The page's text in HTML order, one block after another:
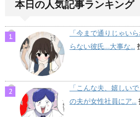
本日の人気記事ランキング
「今まで通りじゃい
らない彼氏…大事な...
「こんな夫、嬉しい
の夫が女性社員にア...